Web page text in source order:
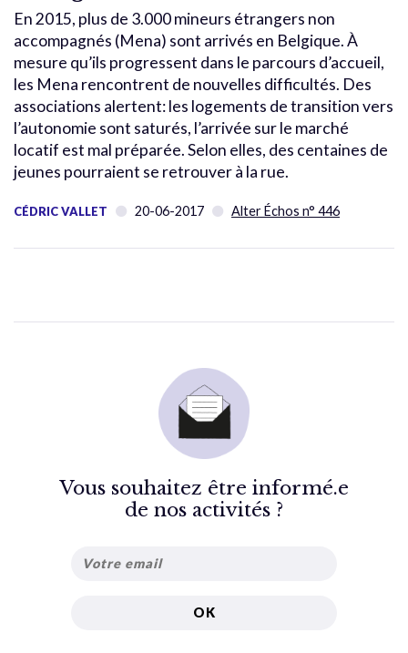
En 2015, plus de 3.000 mineurs étrangers non
accompagnés (Mena) sont arrivés en Belgique. À
mesure qu’ils progressent dans le parcours d’accueil,
les Mena rencontrent de nouvelles difficultés. Des
associations alertent: les logements de transition vers
l’autonomie sont saturés, l’arrivée sur le marché
locatif est mal préparée. Selon elles, des centaines de
jeunes pourraient se retrouver à la rue.
CÉDRIC VALLET 20-06-2017 Alter Échos n° 446
Vous souhaitez être informé.e
de nos activités ?